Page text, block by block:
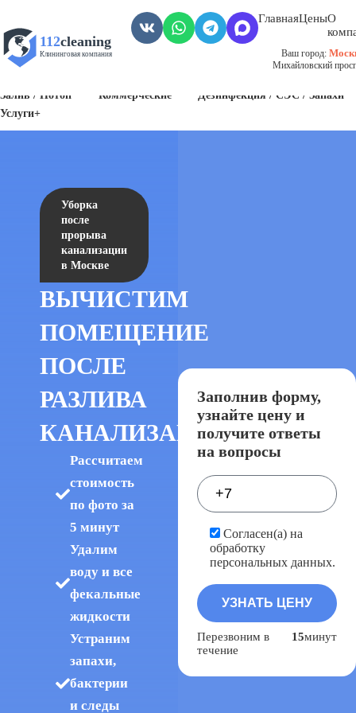
112cleaning
Клининговая компания
ГлавнаяЦеныО
Ваш город:
Михайловский
Залив / Потоп
Коммерческие
Дезинфекция / СЭС / Запахи
Услуги+
Уборка
после
прорыва
канализации
в Москве
ВЫЧИСТИМ
ПОМЕЩЕНИЕ
ПОСЛЕ
РАЗЛИВА
КАНАЛИЗАЦИИ
Рассчитаем
стоимость
по фото за
5 минут
Удалим
воду и все
фекальные
жидкости
Устраним
запахи,
бактерии
и следы
Заполнив форму,
узнайте цену и
получите ответы
на вопросы
Согласен(а) на
обработку
персональных данных.
Перезвоним в
течение
15минут